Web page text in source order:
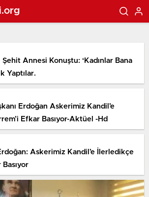
Şehit Annesi Konuştu: ‘Kadınlar Bana
Yaptılar.
Erdoğan Askerimiz Kandil’e
Efkar Basıyor-Aktüel -Hd
Askerimiz Kandil’e İlerledikçe
Basıyor